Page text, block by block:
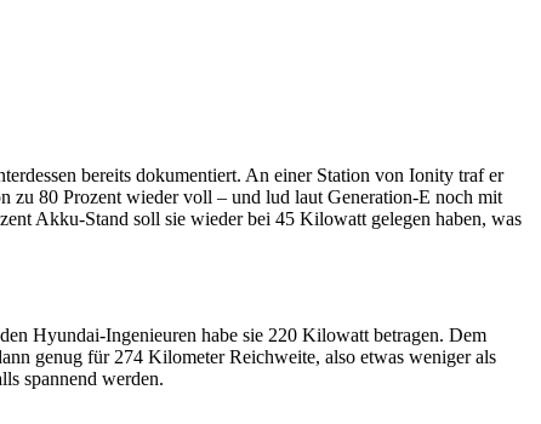
bereits dokumentiert. An einer Station von Ionity traf er
zu 80 Prozent wieder voll – und lud laut Generation-E noch mit
Akku-Stand soll sie wieder bei 45 Kilowatt gelegen haben, was
Hyundai-Ingenieuren habe sie 220 Kilowatt betragen. Dem
genug für 274 Kilometer Reichweite, also etwas weniger als
spannend werden.